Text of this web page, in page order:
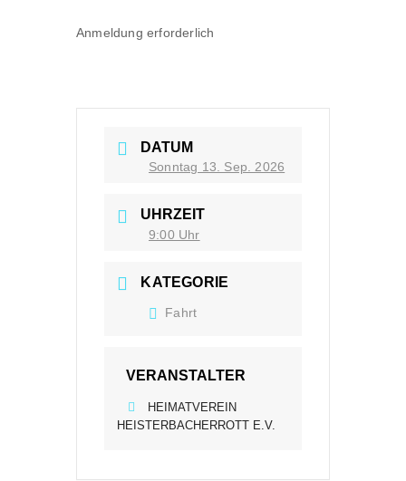
Anmeldung erforderlich
DATUM
Sonntag 13. Sep. 2026
UHRZEIT
9:00 Uhr
KATEGORIE
Fahrt
VERANSTALTER
HEIMATVEREIN
HEISTERBACHERROTT E.V.